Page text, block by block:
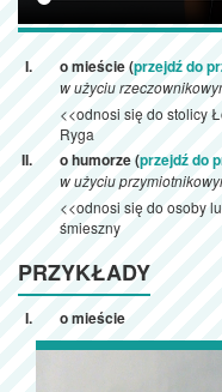
o mieście (przejdź do
w użyciu
<<odnosi się do stolicy
Ryga
o humorze (przejdź do
w użyciu
<<odnosi się do osoby
śmieszny
PRZYKŁADY
o mieście